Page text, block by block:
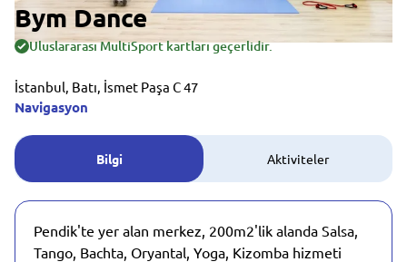
Bym Dance
Uluslararası MultiSport kartları geçerlidir.
İstanbul, Batı, İsmet Paşa C 47
Navigasyon
Bilgi Aktiviteler
Pendik'te yer alan merkez, 200m2'lik alanda Salsa,
Tango, Bachta, Oryantal, Yoga, Kizomba hizmeti